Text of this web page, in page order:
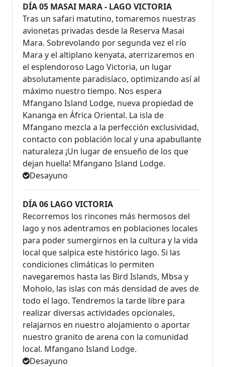
DÍA 05 MASAI MARA - LAGO VICTORIA
Tras un safari matutino, tomaremos nuestras
avionetas privadas desde la Reserva Masai
Mara. Sobrevolando por segunda vez el río
Mara y el altiplano kenyata, aterrizaremos en
el esplendoroso Lago Victoria, un lugar
absolutamente paradisíaco, optimizando así al
máximo nuestro tiempo. Nos espera
Mfangano Island Lodge, nueva propiedad de
Kananga en África Oriental. La isla de
Mfangano mezcla a la perfección exclusividad,
contacto con población local y una apabullante
naturaleza ¡Un lugar de ensueño de los que
dejan huella! Mfangano Island Lodge.
Desayuno
DÍA 06 LAGO VICTORIA
Recorremos los rincones más hermosos del
lago y nos adentramos en poblaciones locales
para poder sumergirnos en la cultura y la vida
local que salpica este histórico lago. Si las
condiciones climáticas lo permiten
navegaremos hasta las Bird Islands, Mbsa y
Moholo, las islas con más densidad de aves de
todo el lago. Tendremos la tarde libre para
realizar diversas actividades opcionales,
relajarnos en nuestro alojamiento o aportar
nuestro granito de arena con la comunidad
local. Mfangano Island Lodge.
Desayuno